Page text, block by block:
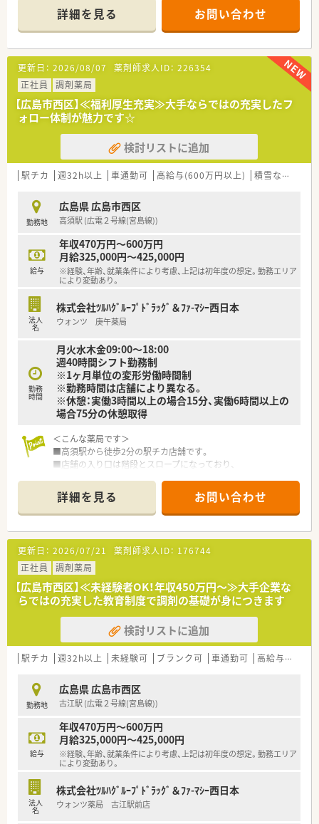
【店舗情報と応需状況について】
■JR山陽本線「西広島駅」より徒歩14分ほどの場所にあります。
■内科・小児科の処方箋をメインに、1日あたり30～40枚を応需
しています。
■広島では貴重な土日休みで、プライベートの予定も立てやすい
です。
【法人特徴について】
■広島県を中心に約30店舗展開しており、クリニックの門前薬
局が多いです。
■創立から30年を超え、優良企業紹介サイトに選ばれるほど業
績は好調です。
■患者様ファーストを心がけ、当たり前のことを当たり前に徹底
する組織作りを目指しています。
【勤務実態について】
■時間外手当や休日手当は1分単位で計算され、適切に支給され
ます。
■昼休憩時間中の勤務も残業代として計算して支給されるのが
特徴です。
■冬季や連休前など忙しい時期には、フリーの薬剤師がサポート
に入ります。
【こんな方にオススメ】
■メリハリをつけて働きたい方や、プライベートも大切にしたい
方にオススメです。
境です。
■福利厚生が充実している法人で、長く安定して勤務したい方に
もオススメです。
詳細を見る お問い合わせ
更新日： 2026/08/07 薬剤師求人ID： 226354
正社員
調剤薬局
【広島市西区】≪福利厚生充実≫大手ならではの充実したフ
ォロー体制が魅力です☆
検討リストに追加
駅チカ 週32h以上 車通勤可 高給与(600万円以上) 積雪なし
勤務地
広島県 広島市西区
高須駅 (広電２号線(宮島線))
給与
年収470万円～600万円
月給325,000円～425,000円
※経験、年齢、就業条件により考慮、上記は初年度の想定。勤務エリア
により変動あり。
法人
名
株式会社ﾂﾙﾊｸﾞﾙｰﾌﾟﾄﾞﾗｯｸﾞ＆ﾌｧ-ﾏｼｰ西日本
ウォンツ 庚午薬局
勤務
時間
月火水木金09:00～18:00
週40時間シフト勤務制
※1ヶ月単位の変形労働時間制
※勤務時間は店舗により異なる。
※休憩：実働3時間以上の場合15分、実働6時間以上の
場合75分の休憩取得
＜こんな薬局です＞
■高須駅から徒歩2分の駅チカ店舗です。
■店舗の入り口は階段とスロープになっており、
■店内は青色と白色を基調としたデザインです。
■待合スペースには背もたれ付きのソファもあり、
体調がすぐれないお客様にもゆっくりお待ち頂けます。
■1,000品目以上を備えています。
漢方製剤も多数取り揃えております。
※配属店舗は面接次第で最終決定となります。
通勤圏内にて当店舗以外での配属となる場合がございます。
＜設備も充実＞
■監査システムなどの調剤設備も導入しており、
リスクマネジメントも徹底しています。
機械化を進める事により、効率よいお仕事が可能となります。
＜業務内容＞
駅チカという事もあり広域からの処方もございます。
■薬剤師1名在籍。お1人でのご勤務となります。
＜研修制度＞
■充実した研修フォロー体制も好評です。
e-ラーニングの補助制度もあり資格取得に関しても
会社からのバックアップがございます。
＜法人特徴＞
■ツルハグループとして中国地方で業界最大規模の
ドラッグストア・調剤薬局を運営する企業です。
詳細を見る お問い合わせ
更新日： 2026/07/21 薬剤師求人ID： 176744
正社員
調剤薬局
【広島市西区】≪未経験者OK！年収450万円～≫大手企業な
らではの充実した教育制度で調剤の基礎が身につきます
検討リストに追加
駅チカ 週32h以上 未経験可 ブランク可 車通勤可 高給与(600万円以上)
勤務地
広島県 広島市西区
古江駅 (広電２号線(宮島線))
給与
年収470万円～600万円
月給325,000円～425,000円
※経験、年齢、就業条件により考慮、上記は初年度の想定。勤務エリア
により変動あり。
法人
名
株式会社ﾂﾙﾊｸﾞﾙｰﾌﾟﾄﾞﾗｯｸﾞ＆ﾌｧ-ﾏｼｰ西日本
ウォンツ薬局 古江駅前店